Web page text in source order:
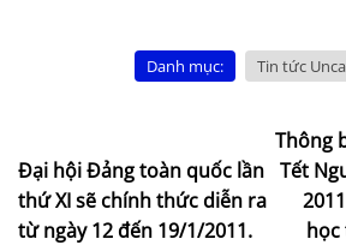
Danh mục: Tin tức
Đại hội Đảng toàn quốc lần
thứ XI sẽ chính thức diễn ra
từ ngày 12 đến 19/1/2011.
Thông
Tết